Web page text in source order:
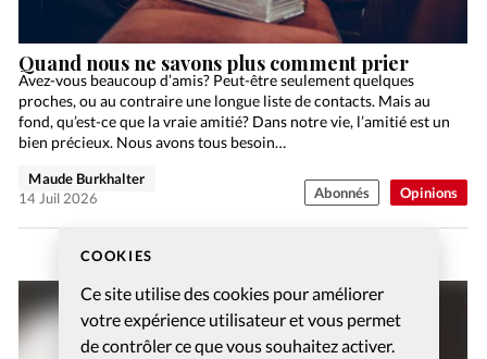
COOKIES
Ce site utilise des cookies pour améliorer
votre expérience utilisateur et vous permet
de contrôler ce que vous souhaitez activer.
Opinions
Quand nous ne savons plus comment prier
Avez-vous beaucoup d’amis? Peut-être seulement quelques
proches, ou au contraire une longue liste de contacts. Mais au
fond, qu’est-ce que la vraie amitié? Dans notre vie, l’amitié est un
bien précieux. Nous avons tous besoin…
Maude Burkhalter
14 Juil 2026
Abonnés